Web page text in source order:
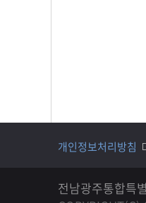
개인정보처리방침
전남광주통합특